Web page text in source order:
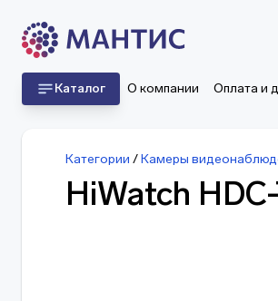
Каталог О компании Оплата и
Категории /Камеры
HiWatch